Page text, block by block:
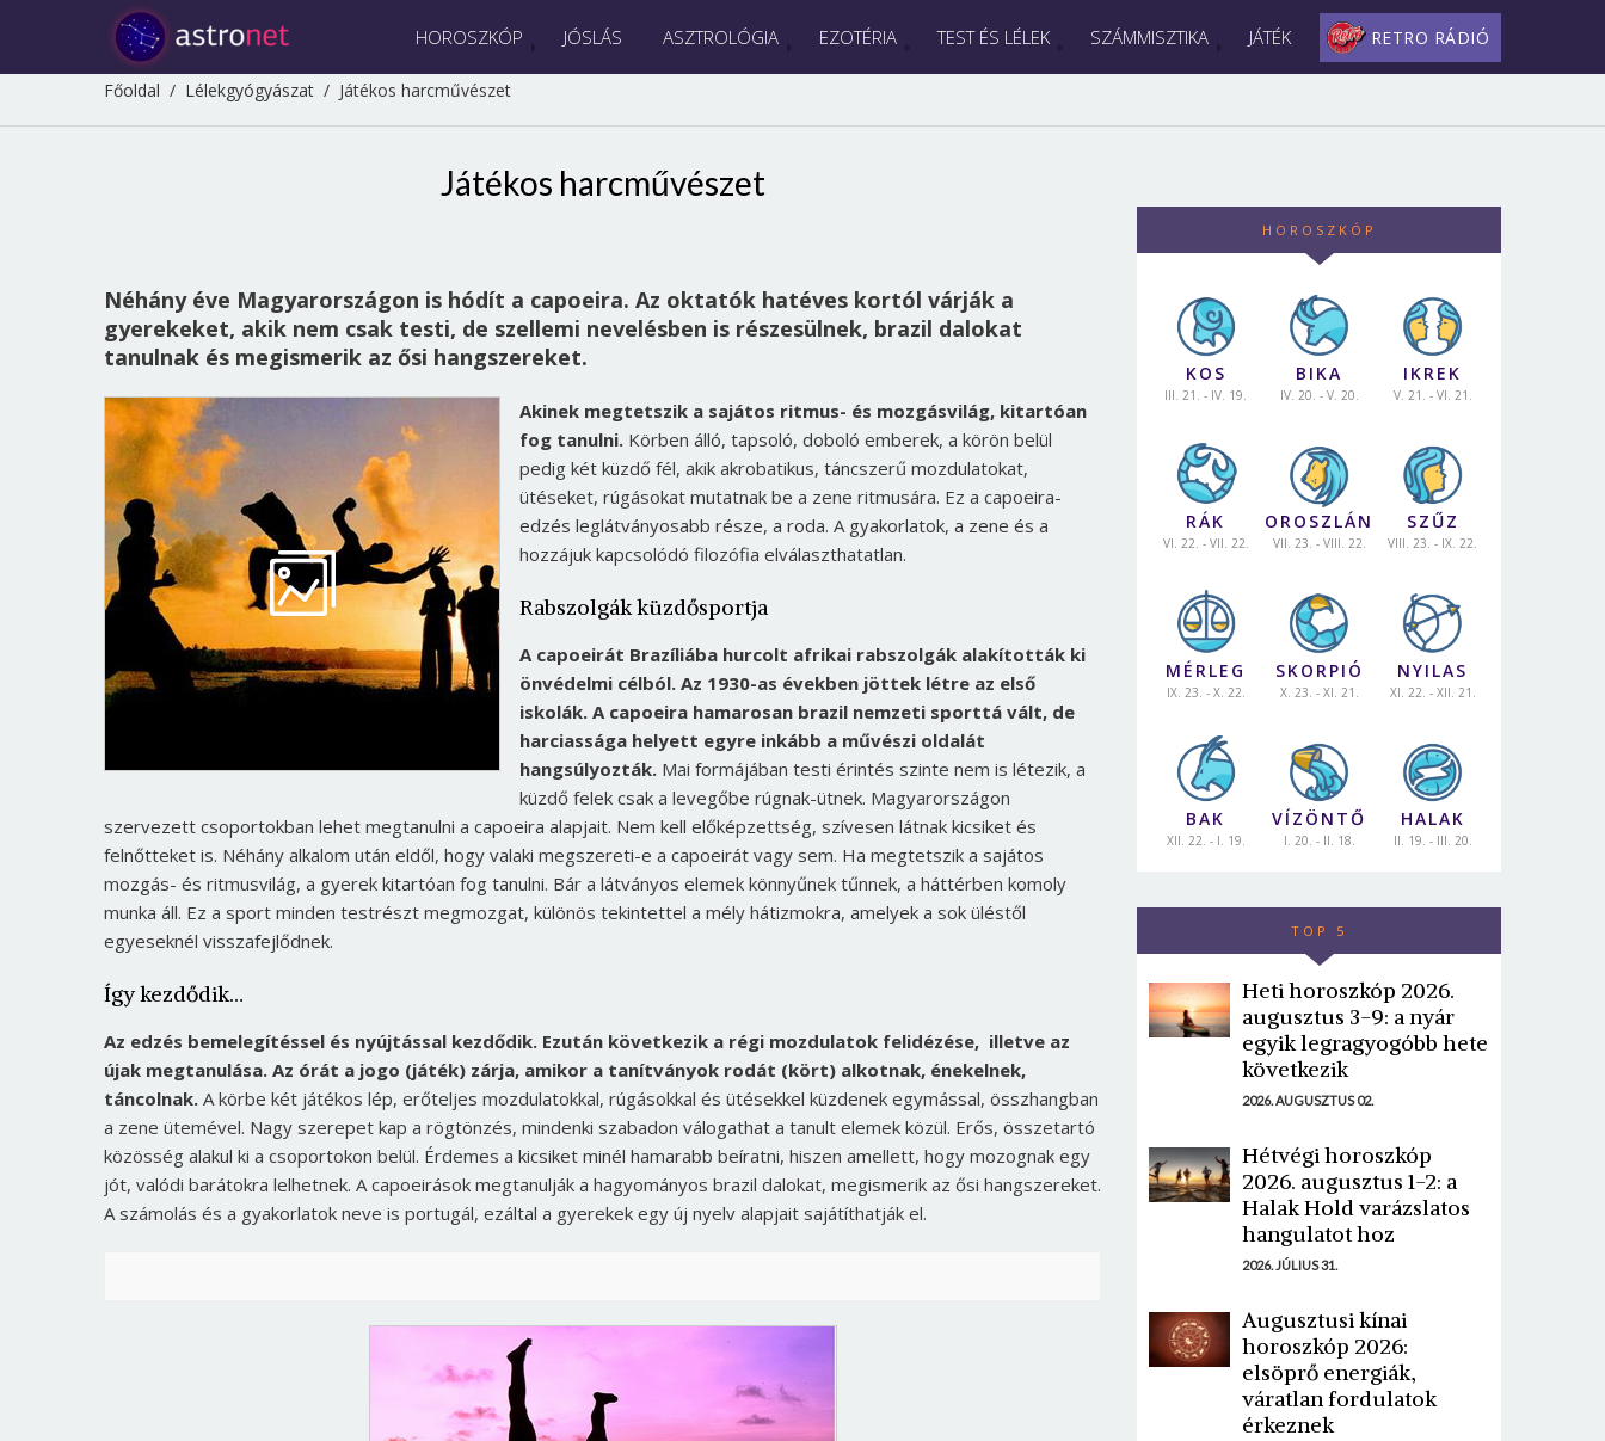
HOROSZKÓP JÓSLÁS ASZTROLÓGIA EZOTÉRIA TEST ÉS LÉLEK SZÁMMISZTIKA JÁTÉK RETRO RÁDIÓ
Főoldal / Lélekgyógyászat / Játékos harcművészet
Játékos harcművészet
Néhány éve Magyarországon is hódít a capoeira. Az oktatók hatéves kortól várják a
gyerekeket, akik nem csak testi, de szellemi nevelésben is részesülnek, brazil dalokat
tanulnak és megismerik az ősi hangszereket.
Akinek megtetszik a sajátos ritmus- és mozgásvilág, kitartóan
fog tanulni. Körben álló, tapsoló, doboló emberek, a körön belül
pedig két küzdő fél, akik akrobatikus, táncszerű mozdulatokat,
ütéseket, rúgásokat mutatnak be a zene ritmusára. Ez a capoeira-
edzés leglátványosabb része, a roda. A gyakorlatok, a zene és a
hozzájuk kapcsolódó filozófia elválaszthatatlan.
Rabszolgák küzdősportja
A capoeirát Brazíliába hurcolt afrikai rabszolgák alakították ki
önvédelmi célból. Az 1930-as években jöttek létre az első
iskolák. A capoeira hamarosan brazil nemzeti sporttá vált, de
harciassága helyett egyre inkább a művészi oldalát
hangsúlyozták. Mai formájában testi érintés szinte nem is létezik, a
küzdő felek csak a levegőbe rúgnak-ütnek. Magyarországon
szervezett csoportokban lehet megtanulni a capoeira alapjait. Nem kell előképzettség, szívesen látnak kicsiket és
felnőtteket is. Néhány alkalom után eldől, hogy valaki megszereti-e a capoeirát vagy sem. Ha megtetszik a sajátos
mozgás- és ritmusvilág, a gyerek kitartóan fog tanulni. Bár a látványos elemek könnyűnek tűnnek, a háttérben komoly
munka áll. Ez a sport minden testrészt megmozgat, különös tekintettel a mély hátizmokra, amelyek a sok üléstől
egyeseknél visszafejlődnek.
Így kezdődik…
Az edzés bemelegítéssel és nyújtással kezdődik. Ezután következik a régi mozdulatok felidézése, illetve az
újak megtanulása. Az órát a jogo (játék) zárja, amikor a tanítványok rodát (kört) alkotnak, énekelnek,
táncolnak. A körbe két játékos lép, erőteljes mozdulatokkal, rúgásokkal és ütésekkel küzdenek egymással, összhangban
a zene ütemével. Nagy szerepet kap a rögtönzés, mindenki szabadon válogathat a tanult elemek közül. Erős, összetartó
közösség alakul ki a csoportokon belül. Érdemes a kicsiket minél hamarabb beíratni, hiszen amellett, hogy mozognak egy
jót, valódi barátokra lelhetnek. A capoeirások megtanulják a hagyományos brazil dalokat, megismerik az ősi hangszereket.
A számolás és a gyakorlatok neve is portugál, ezáltal a gyerekek egy új nyelv alapjait sajátíthatják el.
HOROSZKÓP
KOS
III. 21. - IV. 19.
BIKA
IV. 20. - V. 20.
IKREK
V. 21. - VI. 21.
RÁK
VI. 22. - VII. 22.
OROSZLÁN
VII. 23. - VIII. 22.
SZŰZ
VIII. 23. - IX. 22.
MÉRLEG
IX. 23. - X. 22.
SKORPIÓ
X. 23. - XI. 21.
NYILAS
XI. 22. - XII. 21.
BAK
XII. 22. - I. 19.
VÍZÖNTŐ
I. 20. - II. 18.
HALAK
II. 19. - III. 20.
TOP 5
Heti horoszkóp 2026.
augusztus 3-9: a nyár
egyik legragyogóbb hete
következik
2026. AUGUSZTUS 02.
Hétvégi horoszkóp
2026. augusztus 1-2: a
Halak Hold varázslatos
hangulatot hoz
2026. JÚLIUS 31.
Augusztusi kínai
horoszkóp 2026:
elsöprő energiák,
váratlan fordulatok
érkeznek